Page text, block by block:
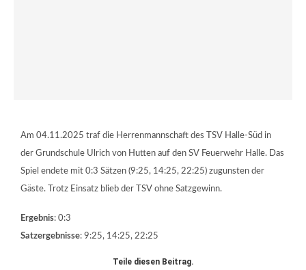
Am 04.11.2025 traf die Herrenmannschaft des TSV Halle-Süd in
der Grundschule Ulrich von Hutten auf den SV Feuerwehr Halle. Das
Spiel endete mit 0:3 Sätzen (9:25, 14:25, 22:25) zugunsten der
Gäste. Trotz Einsatz blieb der TSV ohne Satzgewinn.
Ergebnis: 0:3
Satzergebnisse: 9:25, 14:25, 22:25
Teile diesen Beitrag.